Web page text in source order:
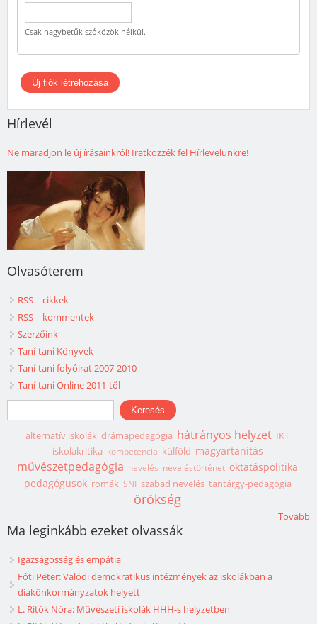
Csak nagybetűk szóközök nélkül.
Hírlevél
Ne maradjon le új írásainkról! Iratkozzék fel Hírlevelünkre!
Olvasóterem
RSS – cikkek
RSS – kommentek
Szerzőink
Taní-tani Könyvek
Taní-tani folyóirat 2007-2010
Taní-tani Online 2011-től
Keresés űrlap
Keresés
alternatív iskolák drámapedagógia hátrányos helyzet IKT
iskolakritika kompetencia külföld magyartanítás
művészetpedagógia nevelés neveléstörténet oktatáspolitika
pedagógusok romák SNI szabad nevelés tantárgy-pedagógia
örökség
Tovább
Ma leginkább ezeket olvassák
Igazságosság és empátia
Fóti Péter: Valódi demokratikus intézmények az iskolákban a
diákönkormányzatok helyett
L. Ritók Nóra: Művészeti iskolák HHH-s helyzetben